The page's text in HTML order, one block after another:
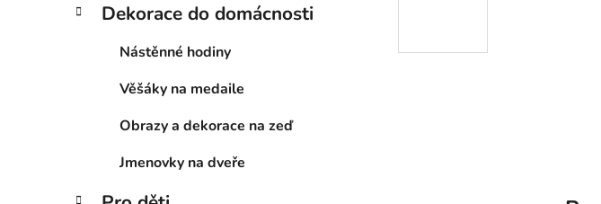
Dekorace do domácnosti
Nástěnné hodiny
Věšáky na medaile
Obrazy a dekorace na zeď
Jmenovky na dveře